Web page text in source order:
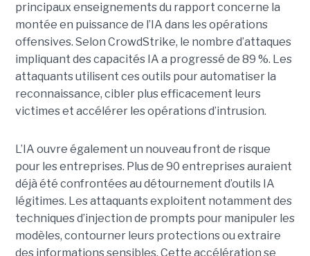
principaux enseignements du rapport concerne la
montée en puissance de l’IA dans les opérations
offensives. Selon CrowdStrike, le nombre d’attaques
impliquant des capacités IA a progressé de 89 %. Les
attaquants utilisent ces outils pour automatiser la
reconnaissance, cibler plus efficacement leurs
victimes et accélérer les opérations d’intrusion.
L’IA ouvre également un nouveau front de risque
pour les entreprises. Plus de 90 entreprises auraient
déjà été confrontées au détournement d’outils IA
légitimes. Les attaquants exploitent notamment des
techniques d’injection de prompts pour manipuler les
modèles, contourner leurs protections ou extraire
des informations sensibles. Cette accélération se